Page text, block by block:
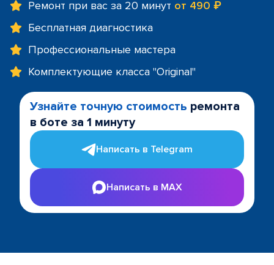
Ремонт при вас за 20 минут от 490 ₽
Бесплатная диагностика
Профессиональные мастера
Комплектующие класса "Original"
Узнайте точную стоимость ремонта
в боте за 1 минуту
Написать в Telegram
Написать в MAX